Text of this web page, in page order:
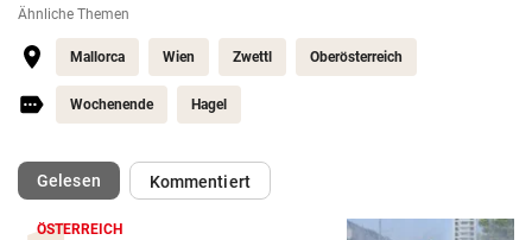
Ähnliche Themen
Mallorca Wien Zwettl Oberösterreich
Wochenende Hagel
Gelesen(ausgewählt)Kommentiert
ÖSTERREICH